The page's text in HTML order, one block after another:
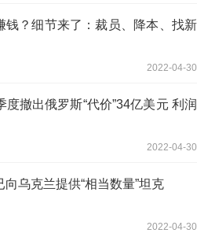
钱？细节来了：裁员、降本、找新
2022-04-30
撤出俄罗斯“代价”34亿美元 利润
2022-04-30
乌克兰提供“相当数量”坦克
2022-04-30